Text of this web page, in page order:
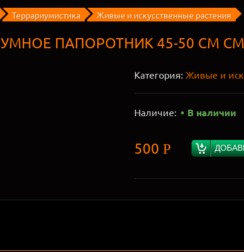
Террариумистика Живые и искусственные растения
ПАПОРОТНИК 45-50 СМ СМ
Категория: Живые и
Наличие: В наличии
500 Р